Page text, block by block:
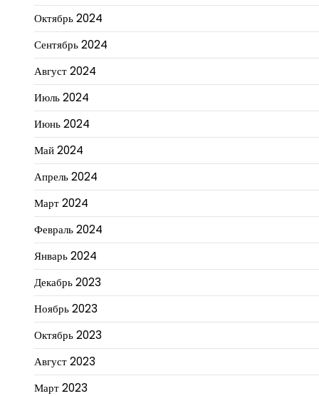
Октябрь 2024
Сентябрь 2024
Август 2024
Июль 2024
Июнь 2024
Май 2024
Апрель 2024
Март 2024
Февраль 2024
Январь 2024
Декабрь 2023
Ноябрь 2023
Октябрь 2023
Август 2023
Март 2023